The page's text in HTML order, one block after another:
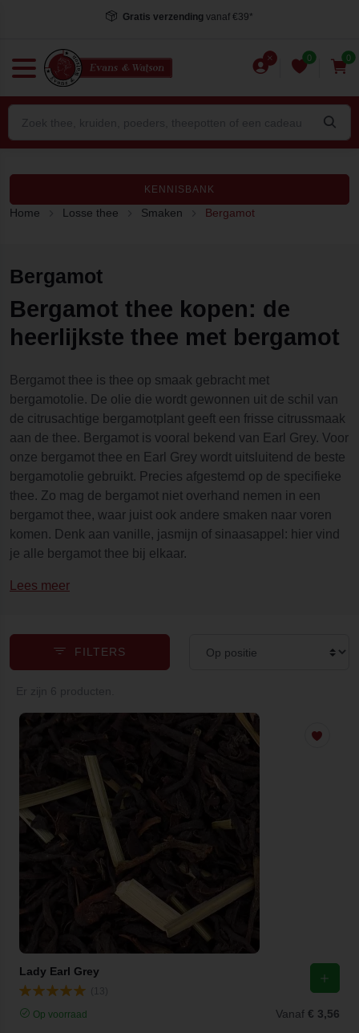
Gratis verzending vanaf €39*
0 0
KENNISBANK
Home Losse thee Smaken Bergamot
Bergamot
Bergamot thee kopen: de
heerlijkste thee met bergamot
Bergamot thee is thee op smaak gebracht met
bergamotolie. De olie die wordt gewonnen uit de schil van
de citrusachtige bergamotplant geeft een frisse citrussmaak
aan de thee. Bergamot is vooral bekend van Earl Grey. Voor
onze bergamot thee en Earl Grey wordt uitsluitend de beste
bergamotolie gebruikt. Precies afgestemd op de specifieke
thee. Zo mag de bergamot niet overhand nemen in een
bergamot thee, waar juist ook andere smaken naar voren
komen. Denk aan vanille, jasmijn of sinaasappel: hier vind
je alle bergamot thee bij elkaar.
Lees meer
FILTERS
Lady Earl Grey
Op voorraad Vanaf € 3,56